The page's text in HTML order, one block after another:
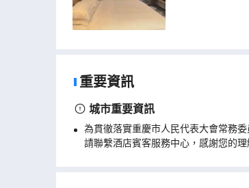
重要資訊
城市重要資訊
為貫徹落實重慶市人民代表大會常務
請聯繫酒店賓客服務中心，感謝您的理